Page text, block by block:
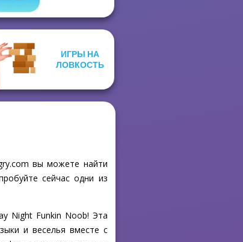
ИГРЫ НА
ЛОВКОСТЬ
вы можете найти
сейчас одни из
Night Funkin Noob! Эта
и веселья вместе с